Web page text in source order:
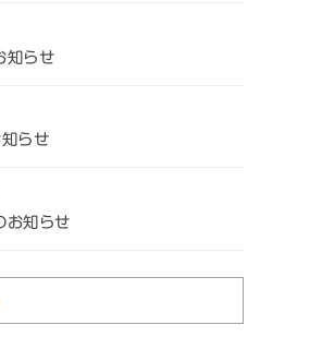
知らせ
らせ
お知らせ